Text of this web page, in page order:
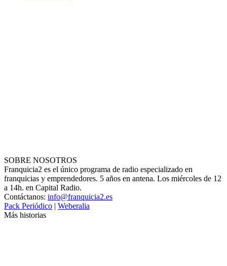
SOBRE NOSOTROS
Franquicia2 es el único programa de radio especializado en
franquicias y emprendedores. 5 años en antena. Los miércoles de 12
a 14h. en Capital Radio.
Contáctanos: info@franquicia2.es
Pack Periódico | Weberalia
Más historias